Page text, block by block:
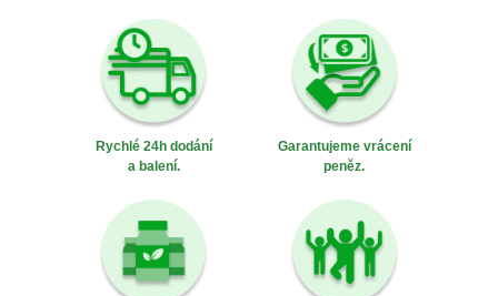
Rychlé 24h dodání
a balení.
Garantujeme vrácení
peněz.